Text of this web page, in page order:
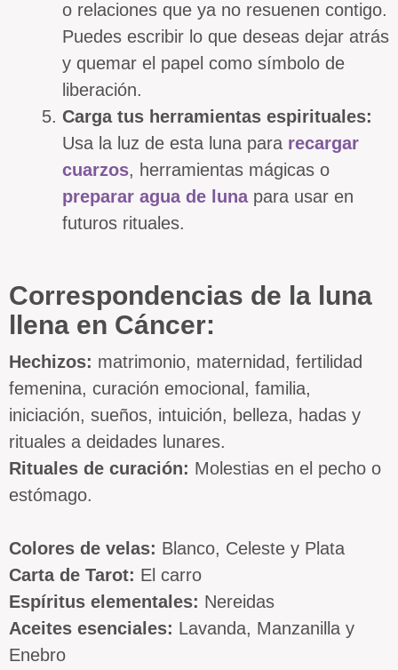
o relaciones que ya no resuenen contigo.
Puedes escribir lo que deseas dejar atrás
y quemar el papel como símbolo de
liberación.
Carga tus herramientas espirituales:
Usa la luz de esta luna para recargar
cuarzos, herramientas mágicas o
preparar agua de lunapara usar en
futuros rituales.
Correspondencias de la luna
llena en Cáncer:
Hechizos: matrimonio, maternidad, fertilidad
femenina, curación emocional, familia,
iniciación, sueños, intuición, belleza, hadas y
rituales a deidades lunares.
Rituales de curación: Molestias en el pecho o
estómago.
Colores de velas: Blanco, Celeste y Plata
Carta de Tarot: El carro
Espíritus elementales: Nereidas
Aceites esenciales: Lavanda, Manzanilla y
Enebro